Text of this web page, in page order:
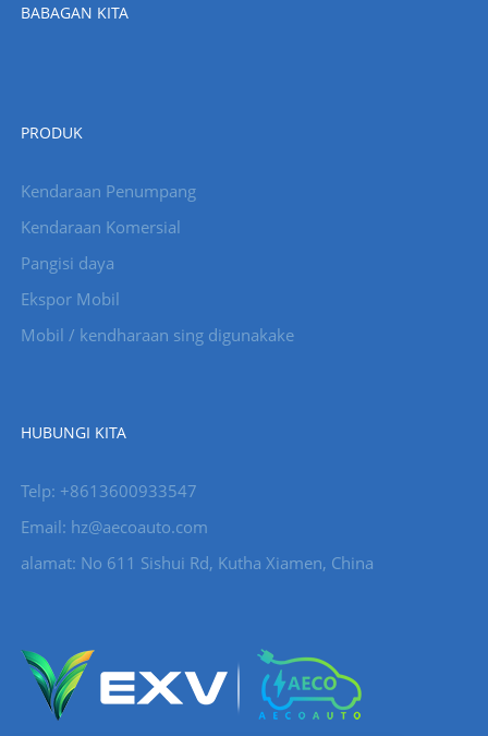
BABAGAN KITA
PRODUK
Kendaraan Penumpang
Kendaraan Komersial
Pangisi daya
Ekspor Mobil
Mobil / kendharaan sing digunakake
HUBUNGI KITA
Telp: +8613600933547
Email: hz@aecoauto.com
alamat: No 611 Sishui Rd, Kutha Xiamen, China